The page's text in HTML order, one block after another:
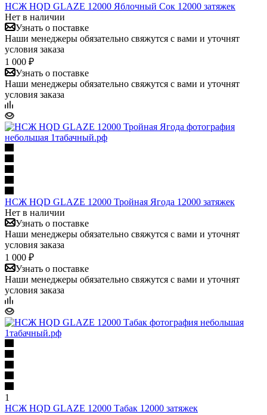
НСЖ HQD GLAZE 12000 Яблочный Сок 12000 затяжек
Нет в наличии
Узнать о поставке
Наши менеджеры обязательно свяжутся с вами и уточнят
условия заказа
1 000 ₽
Узнать о поставке
Наши менеджеры обязательно свяжутся с вами и уточнят
условия заказа
НСЖ HQD GLAZE 12000 Тройная Ягода 12000 затяжек
Нет в наличии
Узнать о поставке
Наши менеджеры обязательно свяжутся с вами и уточнят
условия заказа
1 000 ₽
Узнать о поставке
Наши менеджеры обязательно свяжутся с вами и уточнят
условия заказа
1
НСЖ HQD GLAZE 12000 Табак 12000 затяжек